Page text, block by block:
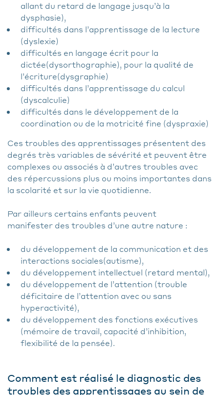
allant du retard de langage jusqu’à la
dysphasie),
difficultés dans l’apprentissage de la lecture
(dyslexie)
difficultés en langage écrit pour la
dictée(dysorthographie), pour la qualité de
l’écriture(dysgraphie)
difficultés dans l’apprentissage du calcul
(dyscalculie)
difficultés dans le développement de la
coordination ou de la motricité fine (dyspraxie)
Ces troubles des apprentissages présentent des
degrés très variables de sévérité et peuvent être
complexes ou associés à d’autres troubles avec
des répercussions plus ou moins importantes dans
la scolarité et sur la vie quotidienne.
Par ailleurs certains enfants peuvent
manifester des troubles d’une autre nature :
du développement de la communication et des
interactions sociales(autisme),
du développement intellectuel (retard mental),
du développement de l’attention (trouble
déficitaire de l’attention avec ou sans
hyperactivité),
du développement des fonctions exécutives
(mémoire de travail, capacité d’inhibition,
flexibilité de la pensée).
Comment est réalisé le diagnostic des
troubles des apprentissages au sein de